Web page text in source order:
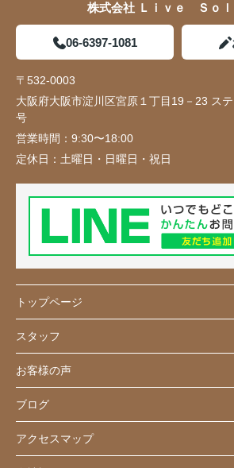
株式会社 Ｌｉｖｅ Ｓｏｌ
06-6397-1081
〒532-0003
大阪府大阪市淀川区宮原１丁目19－23 ス
号
営業時間： 9:30〜18:00
定休日： 土曜日・日曜日・祝日
トップページ
スタッフ
お客様の声
ブログ
アクセスマップ